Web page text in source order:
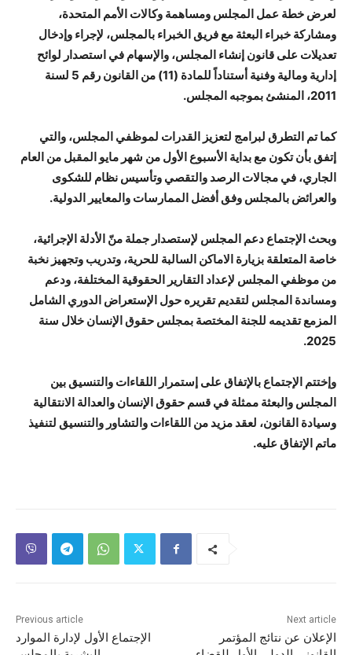
لعرض خطة عمل المجلس ومساهمة وكالات الأمم المتحدة،
ومشاركة خبراء البعثة مع فريق الخبراء بالمجلس، لإجراء وإدخال
تعديلات على قانون إنشاء المجلس، والإسهام في استصدار لوائح
إدارية ومالية وفنية أستناداً للمادة (11) من القانون رقم 5 لسنة
2011، المنشئ بموجبه المجلس.
كما تم التطرق لبرامج لتعزيز القدرات لموظفي المجلس، والتي
إتفق بأن تكون مع بداية الأسبوع الأول من شهر مايو المقبل من العام
الجاري، في مجالات الرصد والتقصي وتأسيس نظام للشكوى
والعرائض بالمجلس وفق أفضل الممارسات والمعايير الدولية.
وبحث الإجتماع دعم المجلس لإستصدار جملة منّ الأدلة الإجرائية،
خاصة المتعلقة بزيارة الاماكن السالبة للحرية، وتدريب وتجهيز نخبة
من موظفي المجلس لإعداد التقارير الحقوقية المختلفة، ودعم
ومساندة المجلس لتقديم تقريره حول الإستعراض الدوري الشامل
المزمع تقديمه للجنة المختصة بمجلس حقوق الإنسان خلال سنة
2025.
وإختتم الإجتماع بالإتفاق على إستمرار اللقاءات والتنسيق بين
المجلس والبعثة ممثلة في قسم حقوق الإنسان والعدالة الانتقالية
وسيادة القانون، لعقد مزيد من اللقاءات والتشاور والتنسيق لتنفيذ
ماتم الإتفاق عليه.
Previous article
الإجتماع الأول لإدارة الموارد
Next article
الإعلان عن نتائج المؤتمر